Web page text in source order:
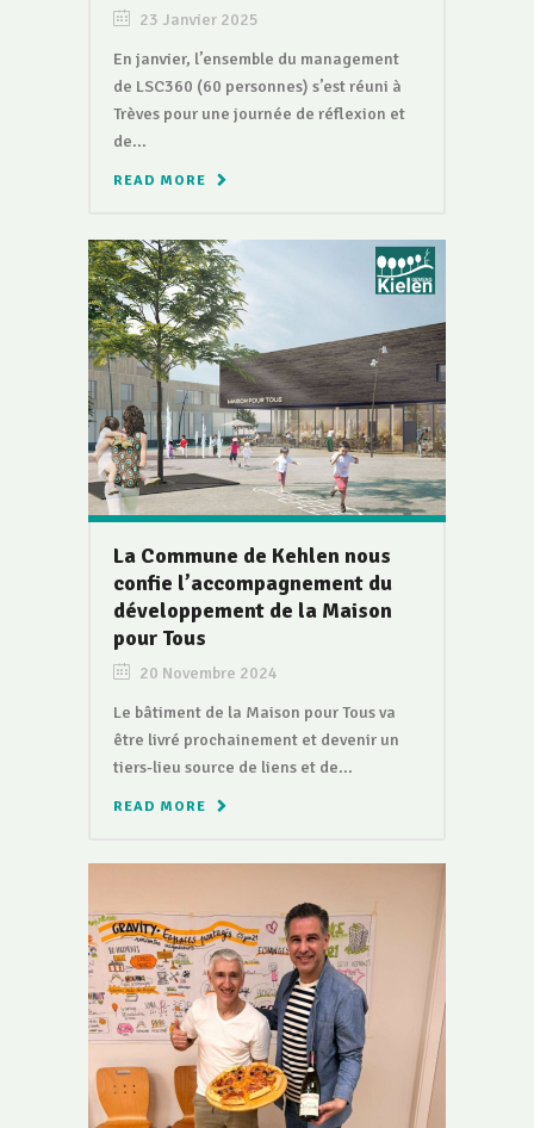
23 Janvier 2025
En janvier, l’ensemble du management
de LSC360 (60 personnes) s’est réuni à
Trèves pour une journée de réflexion et
de...
READ MORE
La Commune de Kehlen nous
confie l’accompagnement du
développement de la Maison
pour Tous
20 Novembre 2024
Le bâtiment de la Maison pour Tous va
être livré prochainement et devenir un
tiers-lieu source de liens et de...
READ MORE